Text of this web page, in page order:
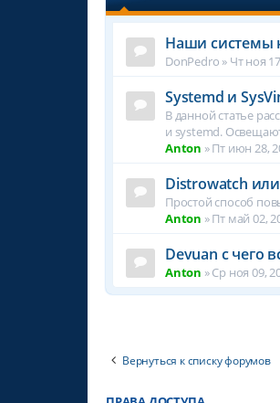
Наши системы
DonPedro » Чт ноя
Systemd и
В данной статье
и systemd.
Anton »Пт июн 28,
Distrowatch
Простой способ
Anton »Пт май 02,
Devuan с чего
Anton »Ср ноя 09,
Вернуться к списку форумов